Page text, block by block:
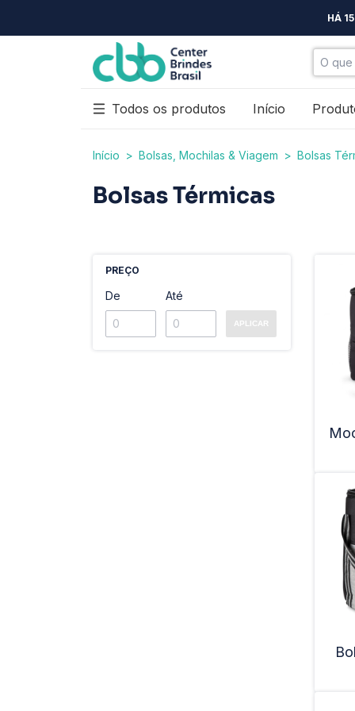
HÁ
Todos os produtos Início
Início > Bolsas, Mochilas & Viagem > Bolsas
Bolsas Térmicas
PREÇO
De Até
APLICAR